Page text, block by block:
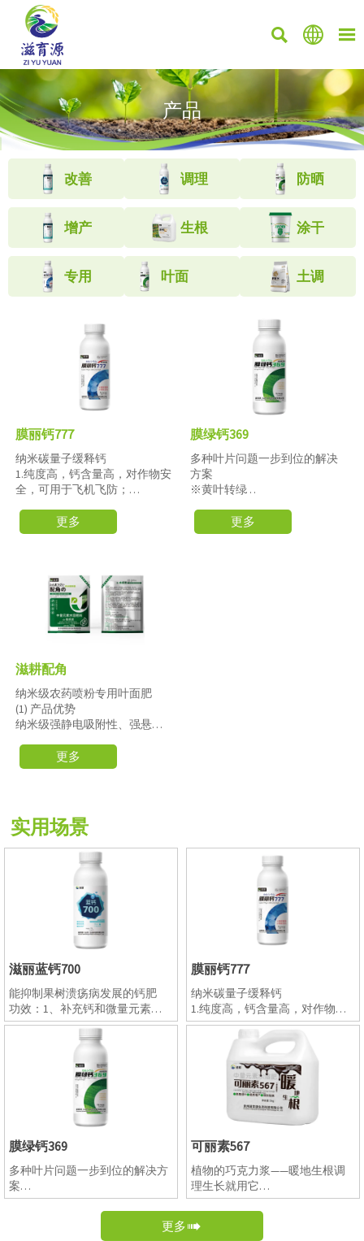
  
产品
改善 调理 防晒
增产 生根 涂干
专用 叶面 土调
膜丽钙777
纳米碳量子缓释钙
1.纯度高，钙含量高，对作物安
全，可用于飞机飞防；
现分层、沉降、品质改变等问
题；
二氢钾等肥料混用，不会产生
拮抗；
4.本品微粒一次粒径小于100纳
米，可以直接通过气孔(20微米)
5.本品分子态粒径被吸收后，不
会固化，可以移动，适合叶面
喷施、土壤冲施滴灌；
6.本品在植物体内缓慢分解为钙
离子和二氧化碳，属于缓释钙
直接被作物光合作用利用，补
钙同时也补充碳元素，更加适
空洞果、防脐腐、增产提质增
收、延长贮藏期
更多
膜绿钙369
多种叶片问题一步到位的解决
方案
※黄叶转绿
※预防裂果
※预防日灼
更多
滋耕配角
纳米级农药喷粉专用叶面肥
(1) 产品优势
纳米级强静电吸附性、强悬浮
营养复配，添加多重功效型氨
基酸成分，营养全面，一肥多
决农药喷粉领域配施叶面肥难
选择的问题； 特别添加我公司
专利成分α-角质素，使用后快
速增加叶片角质层厚度，大大
减轻病虫害发生概率；
(2) 产品功能
快速锁定病斑 绿叶厚叶亮叶 膨
大果实 增加产量 提高甜度 病叶
转健 弱苗变壮
更多
实用场景
滋丽蓝钙700
能抑制果树溃疡病发展的钙肥
功效：1、补充钙和微量元素，
作物健壮，提高产量，提升品
质，抗病抗逆能力增强；
2、富含纳米铜，铜是多种氧化
酶的构成成分，参与植物体内氧
化还原反应和呼吸作用。在植物
体内还含有铜蛋白(即蓝蛋白)，
它存在于叶绿体中的质体蓝素
中，影响光合作用。另外铜离子
能使叶绿素保持稳定，也可增强
植株对真菌病害的抵抗力。并且
产品富含纳米碳量子缓释钙，预
防各种作物的日灼，卷叶、脐腐
病、苦痘病、烧心、水心等生理
膜丽钙777
纳米碳量子缓释钙
1.纯度高，钙含量高，对作物安
全，可用于飞机飞防；
2.采用悬浮肥生产工艺，不易出
现分层、沉降、品质改变等问
3.混配性好，可与强酸弱碱性农
药肥料混用，尤其可以和磷酸二
氢钾等肥料混用，不会产生拮
4.本品微粒一次粒径小于100纳
米，可以直接通过气孔(20微米)
被吸收，吸收利用率高；
5.本品分子态粒径被吸收后，不
会固化，可以移动，适合叶面喷
施、土壤冲施滴灌；
膜绿钙369
多种叶片问题一步到位的解决方
案
※黄叶转绿
可丽素567
植物的巧克力浆——暖地生根调
理生长就用它
1.根据协同吸收机理多元复配配
方，提升地温；
2. 生根，促根，连续使用三次，
更多